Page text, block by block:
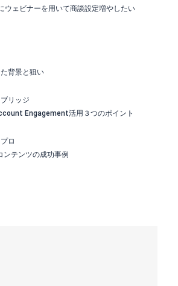
ェビナーを用いて商談設定増やしたい
背景と狙い
リッジ
Engagement活用３つのポイント
ロ
ンテンツの成功事例